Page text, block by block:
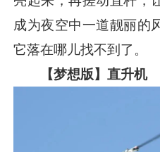
成为夜空中一道靓丽的
它落在哪儿找不到了。
【梦想版】直升机